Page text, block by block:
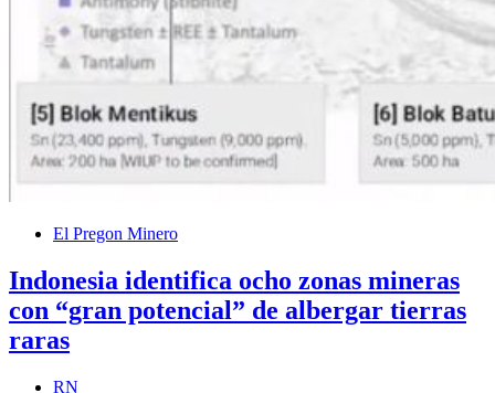
El Pregon Minero
Indonesia identifica ocho zonas mineras
con “gran potencial” de albergar tierras
raras
RN